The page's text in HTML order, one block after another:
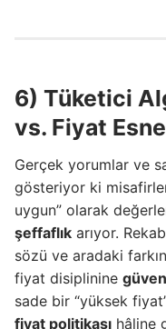
6) Tüketici
vs. Fiyat
Gerçek yorumlar ve
gösteriyor ki
uygun” olarak
şeffaflık arıyor.
sözü ve aradaki
fiyat disiplinine güven
sade bir “yüksek
fiyat politikası hâline